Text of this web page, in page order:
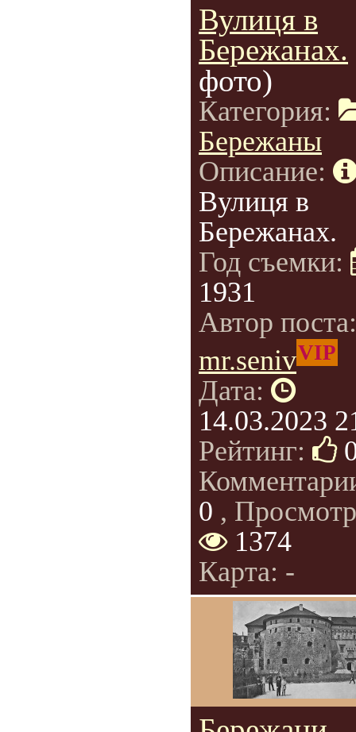
Вулиця в
Бережанах.
фото)
Категория:
Бережаны
Описание:
Вулиця в
Бережанах.
Год съемки:
1931
Автор
mr.senivVIP
Дата:
14.03.2023
Рейтинг:
0 ,
1374
Карта: -